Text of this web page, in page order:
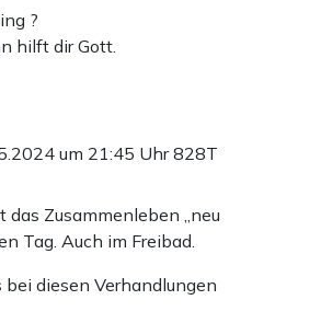
?
hilft dir Gott.
um 21:45 Uhr828T
das Zusammenleben „neu
Tag. Auch im Freibad.
diesen Verhandlungen